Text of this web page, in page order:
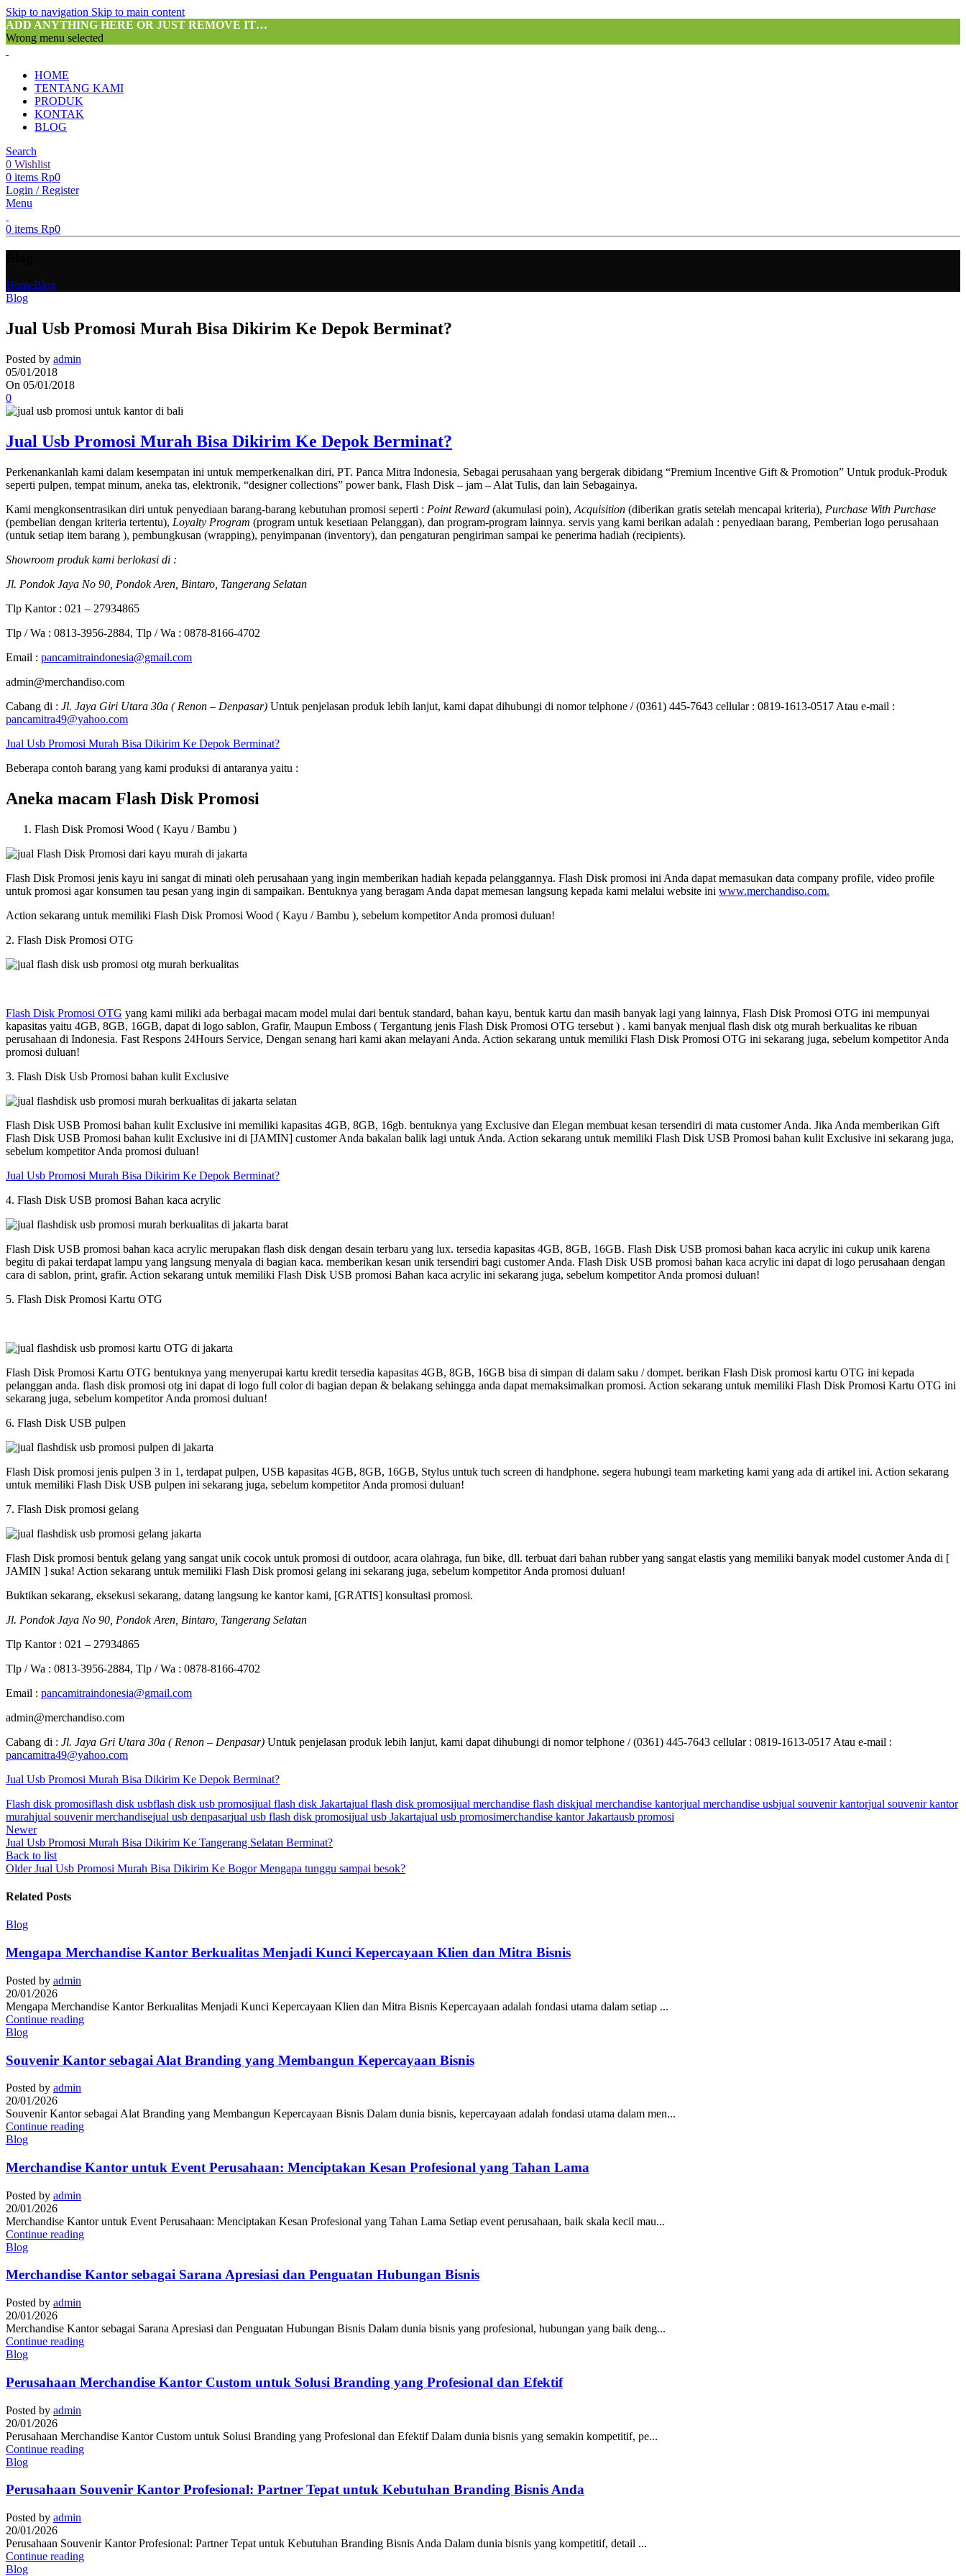
Skip to navigation Skip to main content
ADD ANYTHING HERE OR JUST REMOVE IT…
Wrong menu selected
HOME
TENTANG KAMI
PRODUK
KONTAK
BLOG
Search
0 Wishlist
0 items Rp0
Login / Register
Menu
0 items Rp0
HomeBlog
Blog
Jual Usb Promosi Murah Bisa Dikirim Ke Depok Berminat?
Posted by admin
05/01/2018
On 05/01/2018
0
Jual Usb Promosi Murah Bisa Dikirim Ke Depok Berminat?
Perkenankanlah kami dalam kesempatan ini untuk memperkenalkan diri, PT. Panca Mitra Indonesia, Sebagai perusahaan yang bergerak dibidang “Premium Incentive Gift & Promotion” Untuk produk-Produk
seperti pulpen, tempat minum, aneka tas, elektronik, “designer collections” power bank, Flash Disk – jam – Alat Tulis, dan lain Sebagainya.
Kami mengkonsentrasikan diri untuk penyediaan barang-barang kebutuhan promosi seperti : Point Reward (akumulasi poin), Acquisition (diberikan gratis setelah mencapai kriteria), Purchase With Purchase
(pembelian dengan kriteria tertentu), Loyalty Program (program untuk kesetiaan Pelanggan), dan program-program lainnya. servis yang kami berikan adalah : penyediaan barang, Pemberian logo perusahaan
(untuk setiap item barang ), pembungkusan (wrapping), penyimpanan (inventory), dan pengaturan pengiriman sampai ke penerima hadiah (recipients).
Showroom produk kami berlokasi di :
Jl. Pondok Jaya No 90, Pondok Aren, Bintaro, Tangerang Selatan
Tlp Kantor : 021 – 27934865
Tlp / Wa : 0813-3956-2884, Tlp / Wa : 0878-8166-4702
Email : pancamitraindonesia@gmail.com
admin@merchandiso.com
Cabang di : Jl. Jaya Giri Utara 30a ( Renon – Denpasar) Untuk penjelasan produk lebih lanjut, kami dapat dihubungi di nomor telphone / (0361) 445-7643 cellular : 0819-1613-0517 Atau e-mail :
pancamitra49@yahoo.com
Jual Usb Promosi Murah Bisa Dikirim Ke Depok Berminat?
Beberapa contoh barang yang kami produksi di antaranya yaitu :
Aneka macam Flash Disk Promosi
Flash Disk Promosi Wood ( Kayu / Bambu )
Flash Disk Promosi jenis kayu ini sangat di minati oleh perusahaan yang ingin memberikan hadiah kepada pelanggannya. Flash Disk promosi ini Anda dapat memasukan data company profile, video profile
untuk promosi agar konsumen tau pesan yang ingin di sampaikan. Bentuknya yang beragam Anda dapat memesan langsung kepada kami melalui website ini www.merchandiso.com.
Action sekarang untuk memiliki Flash Disk Promosi Wood ( Kayu / Bambu ), sebelum kompetitor Anda promosi duluan!
2. Flash Disk Promosi OTG
Flash Disk Promosi OTG yang kami miliki ada berbagai macam model mulai dari bentuk standard, bahan kayu, bentuk kartu dan masih banyak lagi yang lainnya, Flash Disk Promosi OTG ini mempunyai
kapasitas yaitu 4GB, 8GB, 16GB, dapat di logo sablon, Grafir, Maupun Emboss ( Tergantung jenis Flash Disk Promosi OTG tersebut ) . kami banyak menjual flash disk otg murah berkualitas ke ribuan
perusahaan di Indonesia. Fast Respons 24Hours Service, Dengan senang hari kami akan melayani Anda. Action sekarang untuk memiliki Flash Disk Promosi OTG ini sekarang juga, sebelum kompetitor Anda
promosi duluan!
3. Flash Disk Usb Promosi bahan kulit Exclusive
Flash Disk USB Promosi bahan kulit Exclusive ini memiliki kapasitas 4GB, 8GB, 16gb. bentuknya yang Exclusive dan Elegan membuat kesan tersendiri di mata customer Anda. Jika Anda memberikan Gift
Flash Disk USB Promosi bahan kulit Exclusive ini di [JAMIN] customer Anda bakalan balik lagi untuk Anda. Action sekarang untuk memiliki Flash Disk USB Promosi bahan kulit Exclusive ini sekarang juga,
sebelum kompetitor Anda promosi duluan!
Jual Usb Promosi Murah Bisa Dikirim Ke Depok Berminat?
4. Flash Disk USB promosi Bahan kaca acrylic
Flash Disk USB promosi bahan kaca acrylic merupakan flash disk dengan desain terbaru yang lux. tersedia kapasitas 4GB, 8GB, 16GB. Flash Disk USB promosi bahan kaca acrylic ini cukup unik karena
begitu di pakai terdapat lampu yang langsung menyala di bagian kaca. memberikan kesan unik tersendiri bagi customer Anda. Flash Disk USB promosi bahan kaca acrylic ini dapat di logo perusahaan dengan
cara di sablon, print, grafir. Action sekarang untuk memiliki Flash Disk USB promosi Bahan kaca acrylic ini sekarang juga, sebelum kompetitor Anda promosi duluan!
5. Flash Disk Promosi Kartu OTG
Flash Disk Promosi Kartu OTG bentuknya yang menyerupai kartu kredit tersedia kapasitas 4GB, 8GB, 16GB bisa di simpan di dalam saku / dompet. berikan Flash Disk promosi kartu OTG ini kepada
pelanggan anda. flash disk promosi otg ini dapat di logo full color di bagian depan & belakang sehingga anda dapat memaksimalkan promosi. Action sekarang untuk memiliki Flash Disk Promosi Kartu OTG ini
sekarang juga, sebelum kompetitor Anda promosi duluan!
6. Flash Disk USB pulpen
Flash Disk promosi jenis pulpen 3 in 1, terdapat pulpen, USB kapasitas 4GB, 8GB, 16GB, Stylus untuk tuch screen di handphone. segera hubungi team marketing kami yang ada di artikel ini. Action sekarang
untuk memiliki Flash Disk USB pulpen ini sekarang juga, sebelum kompetitor Anda promosi duluan!
7. Flash Disk promosi gelang
Flash Disk promosi bentuk gelang yang sangat unik cocok untuk promosi di outdoor, acara olahraga, fun bike, dll. terbuat dari bahan rubber yang sangat elastis yang memiliki banyak model customer Anda di [
JAMIN ] suka! Action sekarang untuk memiliki Flash Disk promosi gelang ini sekarang juga, sebelum kompetitor Anda promosi duluan!
Buktikan sekarang, eksekusi sekarang, datang langsung ke kantor kami, [GRATIS] konsultasi promosi.
Jl. Pondok Jaya No 90, Pondok Aren, Bintaro, Tangerang Selatan
Tlp Kantor : 021 – 27934865
Tlp / Wa : 0813-3956-2884, Tlp / Wa : 0878-8166-4702
Email : pancamitraindonesia@gmail.com
admin@merchandiso.com
Cabang di : Jl. Jaya Gri Utara 30a ( Renon – Denpasar) Untuk penjelasan produk lebih lanjut, kami dapat dihubungi di nomor telphone / (0361) 445-7643 cellular : 0819-1613-0517 Atau e-mail :
pancamitra49@yahoo.com
Jual Usb Promosi Murah Bisa Dikirim Ke Depok Berminat?
Flash disk promosiflash disk usbflash disk usb promosijual flash disk Jakartajual flash disk promosijual merchandise flash diskjual merchandise kantorjual merchandise usbjual souvenir kantorjual souvenir kantor
murahjual souvenir merchandisejual usb denpasarjual usb flash disk promosijual usb Jakartajual usb promosimerchandise kantor Jakartausb promosi
Newer
Jual Usb Promosi Murah Bisa Dikirim Ke Tangerang Selatan Berminat?
Back to list
Older Jual Usb Promosi Murah Bisa Dikirim Ke Bogor Mengapa tunggu sampai besok?
Related Posts
Blog
Mengapa Merchandise Kantor Berkualitas Menjadi Kunci Kepercayaan Klien dan Mitra Bisnis
Posted by admin
20/01/2026
Mengapa Merchandise Kantor Berkualitas Menjadi Kunci Kepercayaan Klien dan Mitra Bisnis Kepercayaan adalah fondasi utama dalam setiap ...
Continue reading
Blog
Souvenir Kantor sebagai Alat Branding yang Membangun Kepercayaan Bisnis
Posted by admin
20/01/2026
Souvenir Kantor sebagai Alat Branding yang Membangun Kepercayaan Bisnis Dalam dunia bisnis, kepercayaan adalah fondasi utama dalam men...
Continue reading
Blog
Merchandise Kantor untuk Event Perusahaan: Menciptakan Kesan Profesional yang Tahan Lama
Posted by admin
20/01/2026
Merchandise Kantor untuk Event Perusahaan: Menciptakan Kesan Profesional yang Tahan Lama Setiap event perusahaan, baik skala kecil mau...
Continue reading
Blog
Merchandise Kantor sebagai Sarana Apresiasi dan Penguatan Hubungan Bisnis
Posted by admin
20/01/2026
Merchandise Kantor sebagai Sarana Apresiasi dan Penguatan Hubungan Bisnis Dalam dunia bisnis yang profesional, hubungan yang baik deng...
Continue reading
Blog
Perusahaan Merchandise Kantor Custom untuk Solusi Branding yang Profesional dan Efektif
Posted by admin
20/01/2026
Perusahaan Merchandise Kantor Custom untuk Solusi Branding yang Profesional dan Efektif Dalam dunia bisnis yang semakin kompetitif, pe...
Continue reading
Blog
Perusahaan Souvenir Kantor Profesional: Partner Tepat untuk Kebutuhan Branding Bisnis Anda
Posted by admin
20/01/2026
Perusahaan Souvenir Kantor Profesional: Partner Tepat untuk Kebutuhan Branding Bisnis Anda Dalam dunia bisnis yang kompetitif, detail ...
Continue reading
Blog